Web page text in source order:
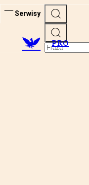
Serwisy
PRO